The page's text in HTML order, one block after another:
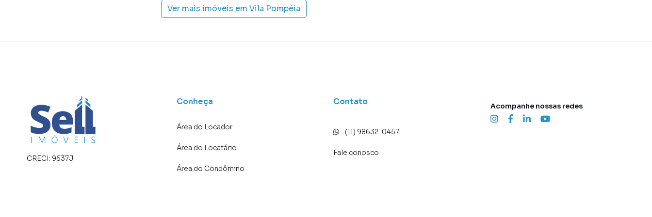
Ver mais imóveis em Vila Pompéia
CRECI: 9637J
Conheça
Área do Locador
Área do Locatário
Área do Condômino
Contato
(11) 98632-0457
Fale conosco
Acompanhe nossas redes